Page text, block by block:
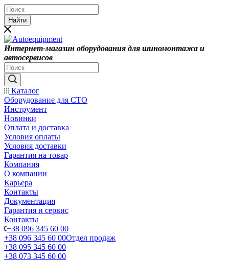
Найти
Интернет-магазин оборудования для шиномонтажа и
автосервисов
Каталог
Оборудование для СТО
Инструмент
Новинки
Оплата и доставка
Условия оплаты
Условия доставки
Гарантия на товар
Компания
О компании
Карьера
Контакты
Документация
Гарантия и сервис
Контакты
+38 096 345 60 00
+38 096 345 60 00Отдел продаж
+38 095 345 60 00
+38 073 345 60 00